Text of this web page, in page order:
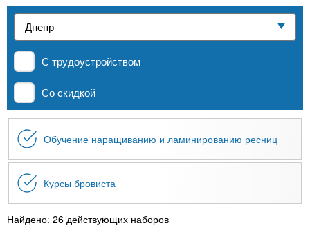
n
t
s
.
i
n
х
д
и
MBA
Онлайн курсы
За рубежом
С трудоустройством
Со скидкой
Обучение наращиванию и ламинированию ресниц
Курсы бровиста
Найдено: 26 действующих наборов